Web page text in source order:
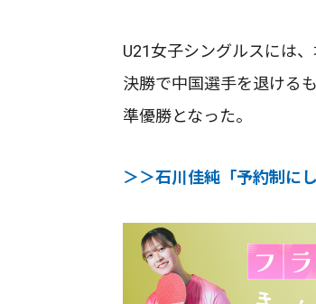
U21女子シングルスには
決勝で中国選手を退ける
準優勝となった。
＞＞石川佳純「予約制に